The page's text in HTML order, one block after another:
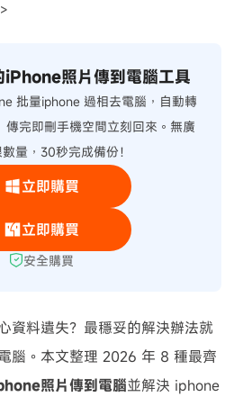
iPhone照片傳到電腦工具
批量iphone 過相去電腦，自動轉
完即刪手機空間立刻回來。無廣
量，30秒完成備份！
立即購買
立即購買
安全購買
資料遺失？最穩妥的解決辦法就
腦。本文整理 2026 年 8 種最齊
照片傳到電腦並解決 iphone